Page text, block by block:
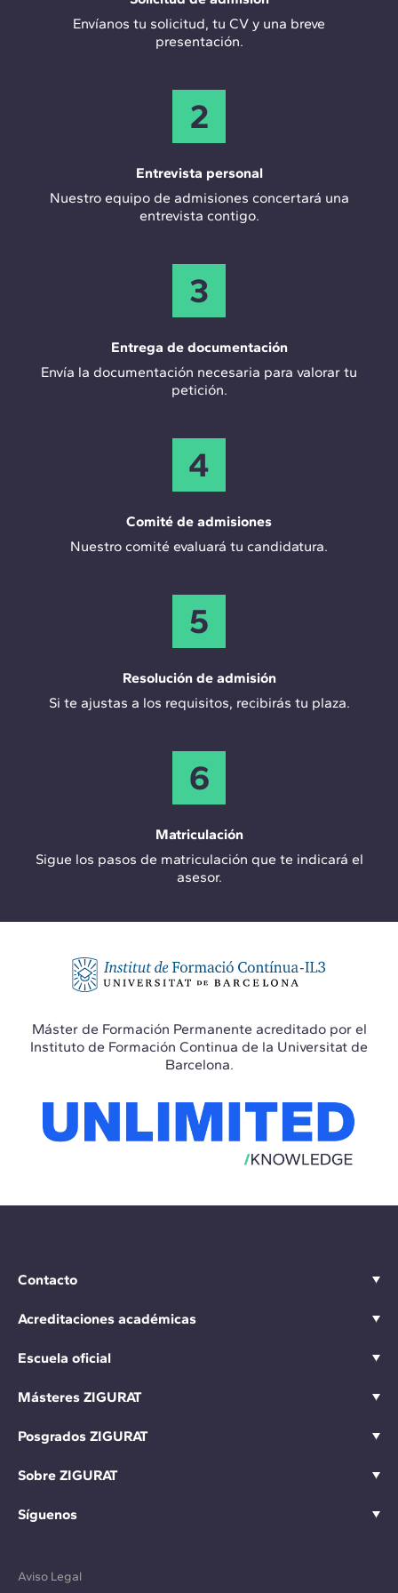
Envíanos tu solicitud, tu CV y una breve
presentación.
2
Entrevista personal
Nuestro equipo de admisiones concertará una
entrevista contigo.
3
Entrega de documentación
Envía la documentación necesaria para valorar tu
petición.
4
Comité de admisiones
Nuestro comité evaluará tu candidatura.
5
Resolución de admisión
Si te ajustas a los requisitos, recibirás tu plaza.
6
Matriculación
Sigue los pasos de matriculación que te indicará el
asesor.
Máster de Formación Permanente acreditado por el
Instituto de Formación Continua de la Universitat de
Barcelona.
Contacto
Acreditaciones académicas
Escuela oficial
Másteres ZIGURAT
Posgrados ZIGURAT
Sobre ZIGURAT
Síguenos
Aviso Legal